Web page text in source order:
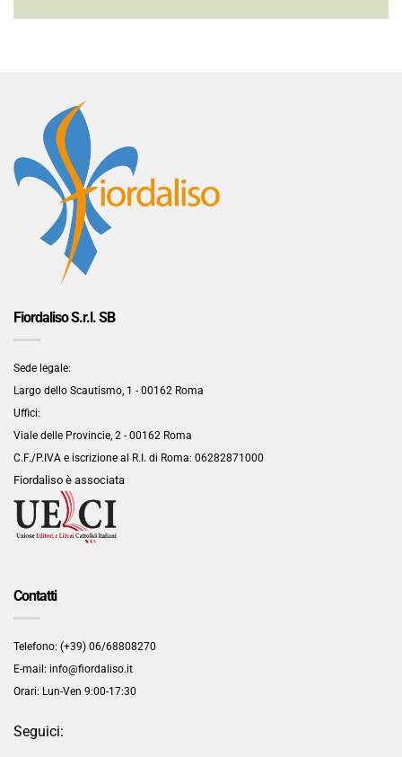
Fiordaliso S.r.l. SB
Sede legale:
Largo dello Scautismo, 1 - 00162 Roma
Uffici:
Viale delle Provincie, 2 - 00162 Roma
C.F./P.IVA e iscrizione al R.I. di Roma: 06282871000
Fiordaliso è associata
Contatti
Telefono: (+39) 06/68808270
E-mail: info@fiordaliso.it
Orari: Lun-Ven 9:00-17:30
Seguici: